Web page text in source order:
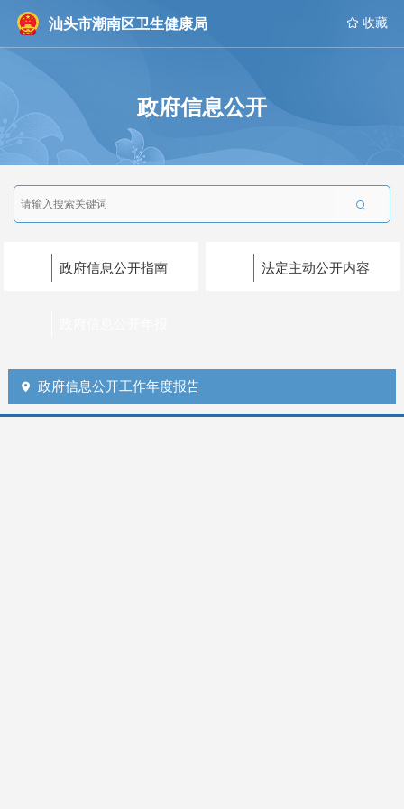
汕头市潮南区卫生健康局  收藏
政府信息公开

政府信息公开指南 法定主动公开内容
 政府信息公开工作年度报告